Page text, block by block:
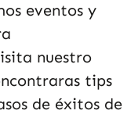
eventos y
nuestro
tips
de éxitos de